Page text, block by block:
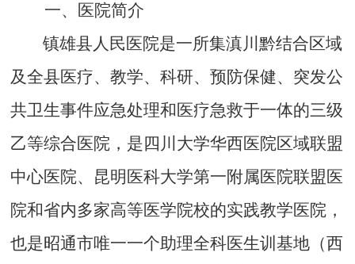
一、医院简介
镇雄县人民医院是一所集滇川黔结合区域
及全县医疗、教学、科研、预防保健、突发公
共卫生事件应急处理和医疗急救于一体的三级
乙等综合医院，是四川大学华西医院区域联盟
中心医院、昆明医科大学第一附属医院联盟医
院和省内多家高等医学院校的实践教学医院，
也是昭通市唯一一个助理全科医生训基地（西